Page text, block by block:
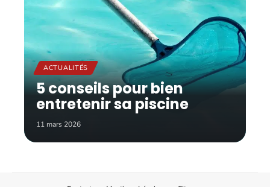
ACTUALITÉS
5 conseils pour bien
entretenir sa piscine
11 mars 2026